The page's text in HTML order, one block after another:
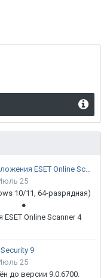
Новая версия бесплатного приложения ESET Online Scanner доступна пользователям
25
10/11, 64-разрядная)
Online Scanner 4
9
25
до версии 9.0.6700.